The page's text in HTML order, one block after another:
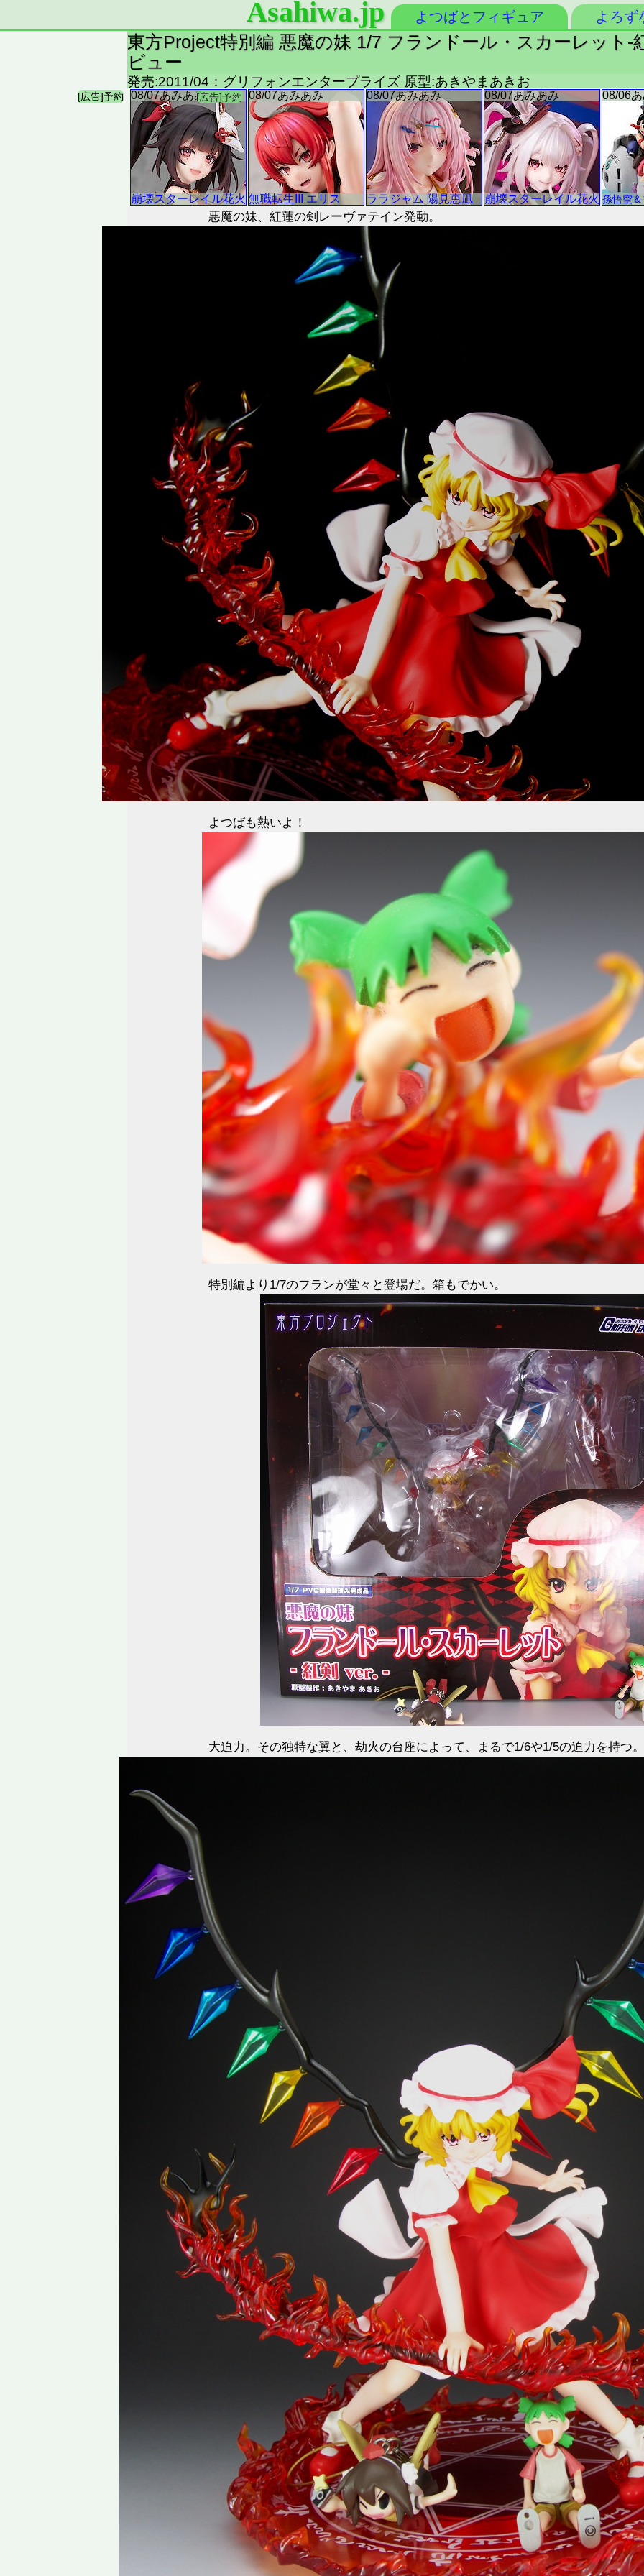
Asahiwa.jp よつばとフィギュア よろず
東方Project特別編 悪魔の妹 1/7 フランドール・スカーレット-
ビュー
発売:2011/04：グリフォンエンタープライズ 原型:あきやまあきお
悪魔の妹、紅蓮の剣レーヴァテイン発動。
よつばも熱いよ！
特別編より1/7のフランが堂々と登場だ。箱もでかい。
大迫力。その独特な翼と、劫火の台座によって、まるで1/6や1/5の迫力を持つ。